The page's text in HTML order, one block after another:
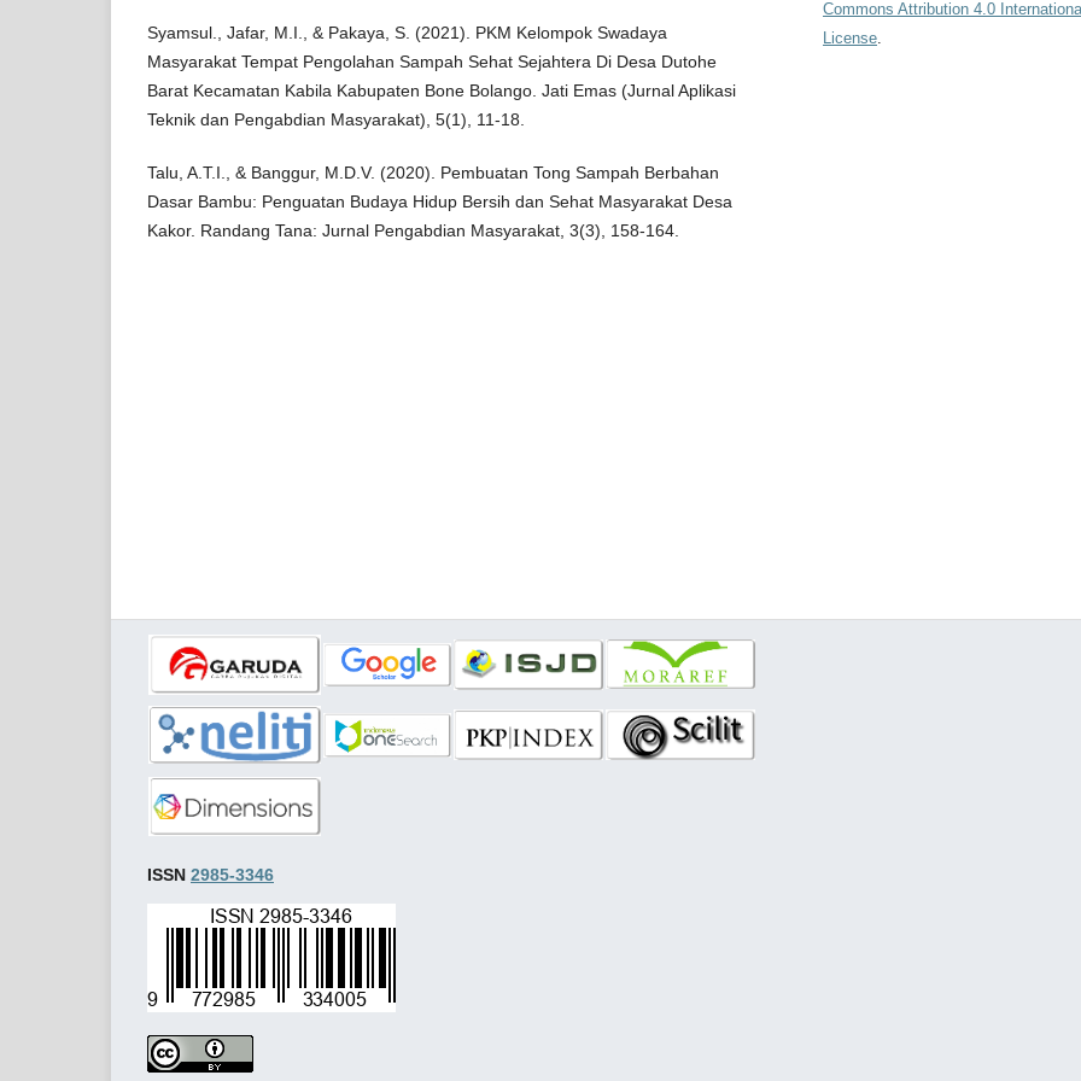
Syamsul., Jafar, M.I., & Pakaya, S. (2021). PKM Kelompok Swadaya
Masyarakat Tempat Pengolahan Sampah Sehat Sejahtera Di Desa Dutohe
Barat Kecamatan Kabila Kabupaten Bone Bolango. Jati Emas (Jurnal Aplikasi
Teknik dan Pengabdian Masyarakat), 5(1), 11-18.
Talu, A.T.I., & Banggur, M.D.V. (2020). Pembuatan Tong Sampah Berbahan
Dasar Bambu: Penguatan Budaya Hidup Bersih dan Sehat Masyarakat Desa
Kakor. Randang Tana: Jurnal Pengabdian Masyarakat, 3(3), 158-164.
Commons Attribution 4.0 International
License
ISSN 2985-3346